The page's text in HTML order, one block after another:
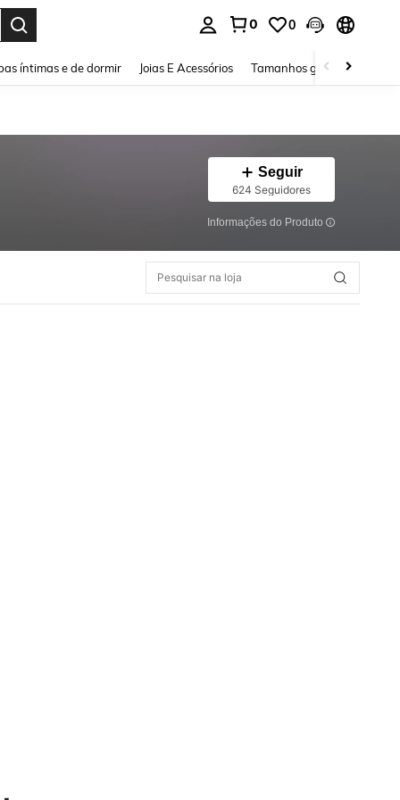
0 0
íntimas e de dormir Joias E Acessórios Tamanhos grandes
Seguir
624 Seguidores
Informações do Produto